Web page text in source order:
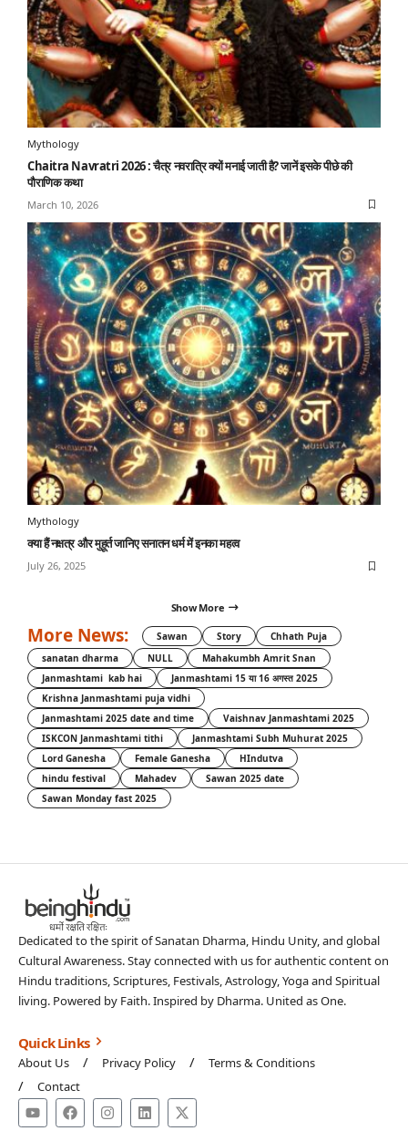
Mythology
Chaitra Navratri 2026 : चैत्र नवरात्रि क्यों मनाई जाती है? जानें इसके पीछे की
पौराणिक कथा
March 10, 2026
Mythology
क्या हैं नक्षत्र और मुहूर्त जानिए सनातन धर्म में इनका महत्व
July 26, 2025
Show More
More News: Sawan Story
Chhath Puja
sanatan dharma
NULL
Mahakumbh Amrit Snan
Janmashtami kab hai
Janmashtami 15 या 16 अगस्त 2025
Krishna Janmashtami puja vidhi
Janmashtami 2025 date and time
Vaishnav Janmashtami 2025
ISKCON Janmashtami tithi
Janmashtami Subh Muhurat 2025
Lord Ganesha
Female Ganesha
HIndutva
hindu festival
Mahadev
Sawan 2025 date
Sawan Monday fast 2025
Dedicated to the spirit of Sanatan Dharma, Hindu Unity, and global
Cultural Awareness. Stay connected with us for authentic content on
Hindu traditions, Scriptures, Festivals, Astrology, Yoga and Spiritual
living. Powered by Faith. Inspired by Dharma. United as One.
Quick Links
About Us Privacy Policy
Terms & Conditions
Contact